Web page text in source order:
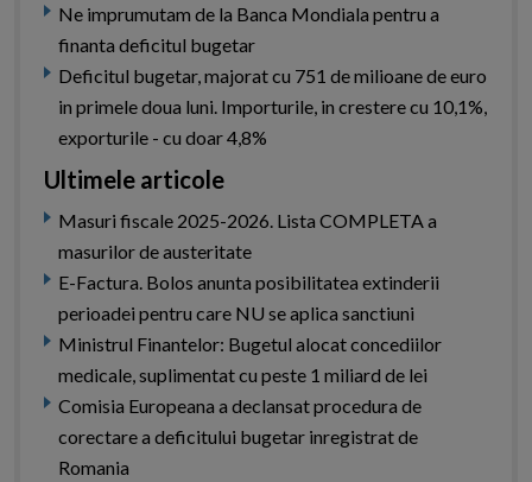
Ne imprumutam de la Banca Mondiala pentru a
finanta deficitul bugetar
Deficitul bugetar, majorat cu 751 de milioane de euro
in primele doua luni. Importurile, in crestere cu 10,1%,
exporturile - cu doar 4,8%
Ultimele articole
Masuri fiscale 2025-2026. Lista COMPLETA a
masurilor de austeritate
E-Factura. Bolos anunta posibilitatea extinderii
perioadei pentru care NU se aplica sanctiuni
Ministrul Finantelor: Bugetul alocat concediilor
medicale, suplimentat cu peste 1 miliard de lei
Comisia Europeana a declansat procedura de
corectare a deficitului bugetar inregistrat de
Romania